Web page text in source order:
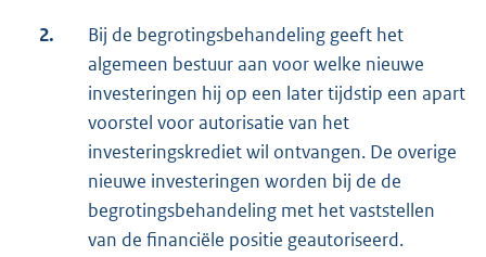
2.
Bij de begrotingsbehandeling geeft het
algemeen bestuur aan voor welke nieuwe
investeringen hij op een later tijdstip een apart
voorstel voor autorisatie van het
investeringskrediet wil ontvangen. De overige
nieuwe investeringen worden bij de de
begrotingsbehandeling met het vaststellen
van de financiële positie geautoriseerd.